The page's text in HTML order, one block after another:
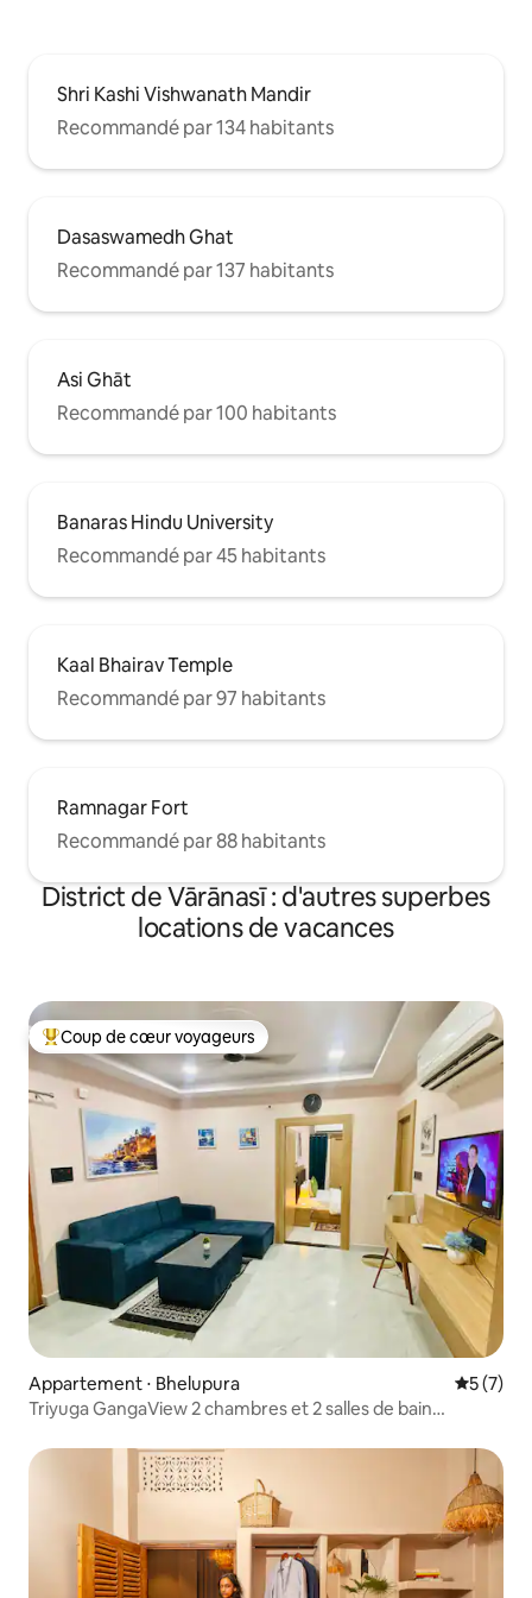
Shri Kashi Vishwanath Mandir
Recommandé par 134 habitants
Dasaswamedh Ghat
Recommandé par 137 habitants
Asi Ghāt
Recommandé par 100 habitants
Banaras Hindu University
Recommandé par 45 habitants
Kaal Bhairav Temple
Recommandé par 97 habitants
Ramnagar Fort
Recommandé par 88 habitants
District de Vārānasī : d'autres superbes
locations de vacances
Coups de cœur voyageurs les plus appréciés
Coup de cœur voyageurs
Appartement ⋅ Bhelupura
5 (7)
Triyuga GangaView 2 chambres et 2 salles de bain